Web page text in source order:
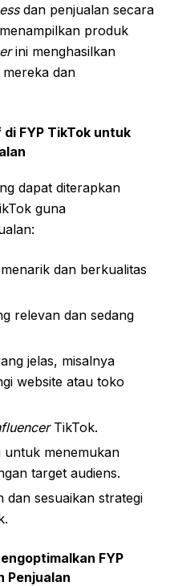
dan penjualan secara
produk
ini menghasilkan
dan
FYP TikTok untuk
dapat diterapkan
guna
dan berkualitas
relevan dan sedang
jelas, misalnya
website atau toko
TikTok.
untuk menemukan
target audiens.
sesuaikan strategi
FYP
Penjualan